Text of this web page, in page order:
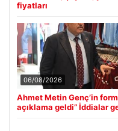
fiyatları
06/08/2026
Ahmet Metin Genç’in
açıklama geldi” İddialar